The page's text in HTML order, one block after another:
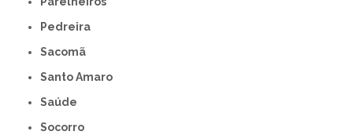
Pedreira
Sacomã
Santo Amaro
Saúde
Socorro